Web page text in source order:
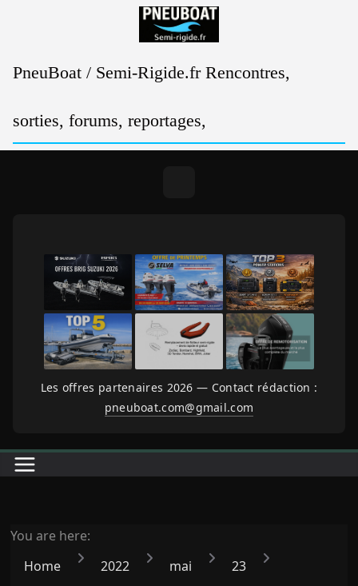
PneuBoat / Semi-Rigide.fr Rencontres,
sorties, forums, reportages,
Les offres partenaires 2026 — Contact rédaction :
pneuboat.com@gmail.com
You are here:
Home
2022 mai
23